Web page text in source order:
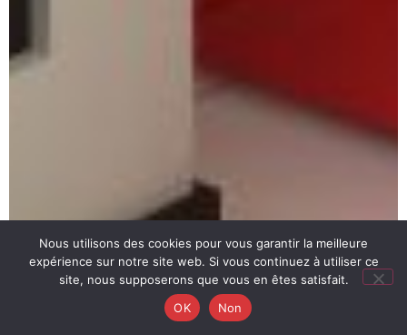
Nous utilisons des cookies pour vous garantir la meilleure
expérience sur notre site web. Si vous continuez à utiliser ce
site, nous supposerons que vous en êtes satisfait.
OK
Non